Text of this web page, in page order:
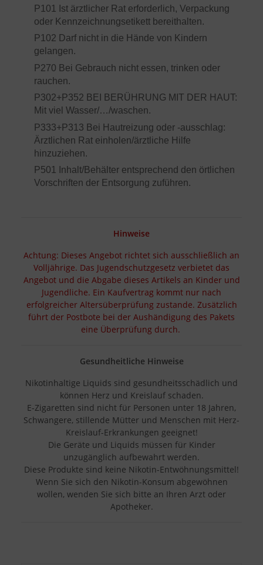
P101 Ist ärztlicher Rat erforderlich, Verpackung
oder Kennzeichnungsetikett bereithalten.
P102 Darf nicht in die Hände von Kindern
gelangen.
P270 Bei Gebrauch nicht essen, trinken oder
rauchen.
P302+P352 BEI BERÜHRUNG MIT DER HAUT:
Mit viel Wasser/…/waschen.
P333+P313 Bei Hautreizung oder -ausschlag:
Ärztlichen Rat einholen/ärztliche Hilfe
hinzuziehen.
P501 Inhalt/Behälter entsprechend den örtlichen
Vorschriften der Entsorgung zuführen.
Hinweise
Achtung: Dieses Angebot richtet sich ausschließlich an
Volljährige. Das Jugendschutzgesetz verbietet das
Angebot und die Abgabe dieses Artikels an Kinder und
Jugendliche. Ein Kaufvertrag kommt nur nach
erfolgreicher Altersüberprüfung zustande. Zusätzlich
führt der Postbote bei der Aushändigung des Pakets
eine Überprüfung durch.
Gesundheitliche Hinweise
Nikotinhaltige Liquids sind gesundheitsschädlich und
können Herz und Kreislauf schaden.
E-Zigaretten sind nicht für Personen unter 18 Jahren,
Schwangere, stillende Mütter und Menschen mit Herz-
Kreislauf-Erkrankungen geeignet!
Die Geräte und Liquids müssen für Kinder
unzugänglich aufbewahrt werden.
Diese Produkte sind keine Nikotin-Entwöhnungsmittel!
Wenn Sie sich den Nikotin-Konsum abgewöhnen
wollen, wenden Sie sich bitte an Ihren Arzt oder
Apotheker.